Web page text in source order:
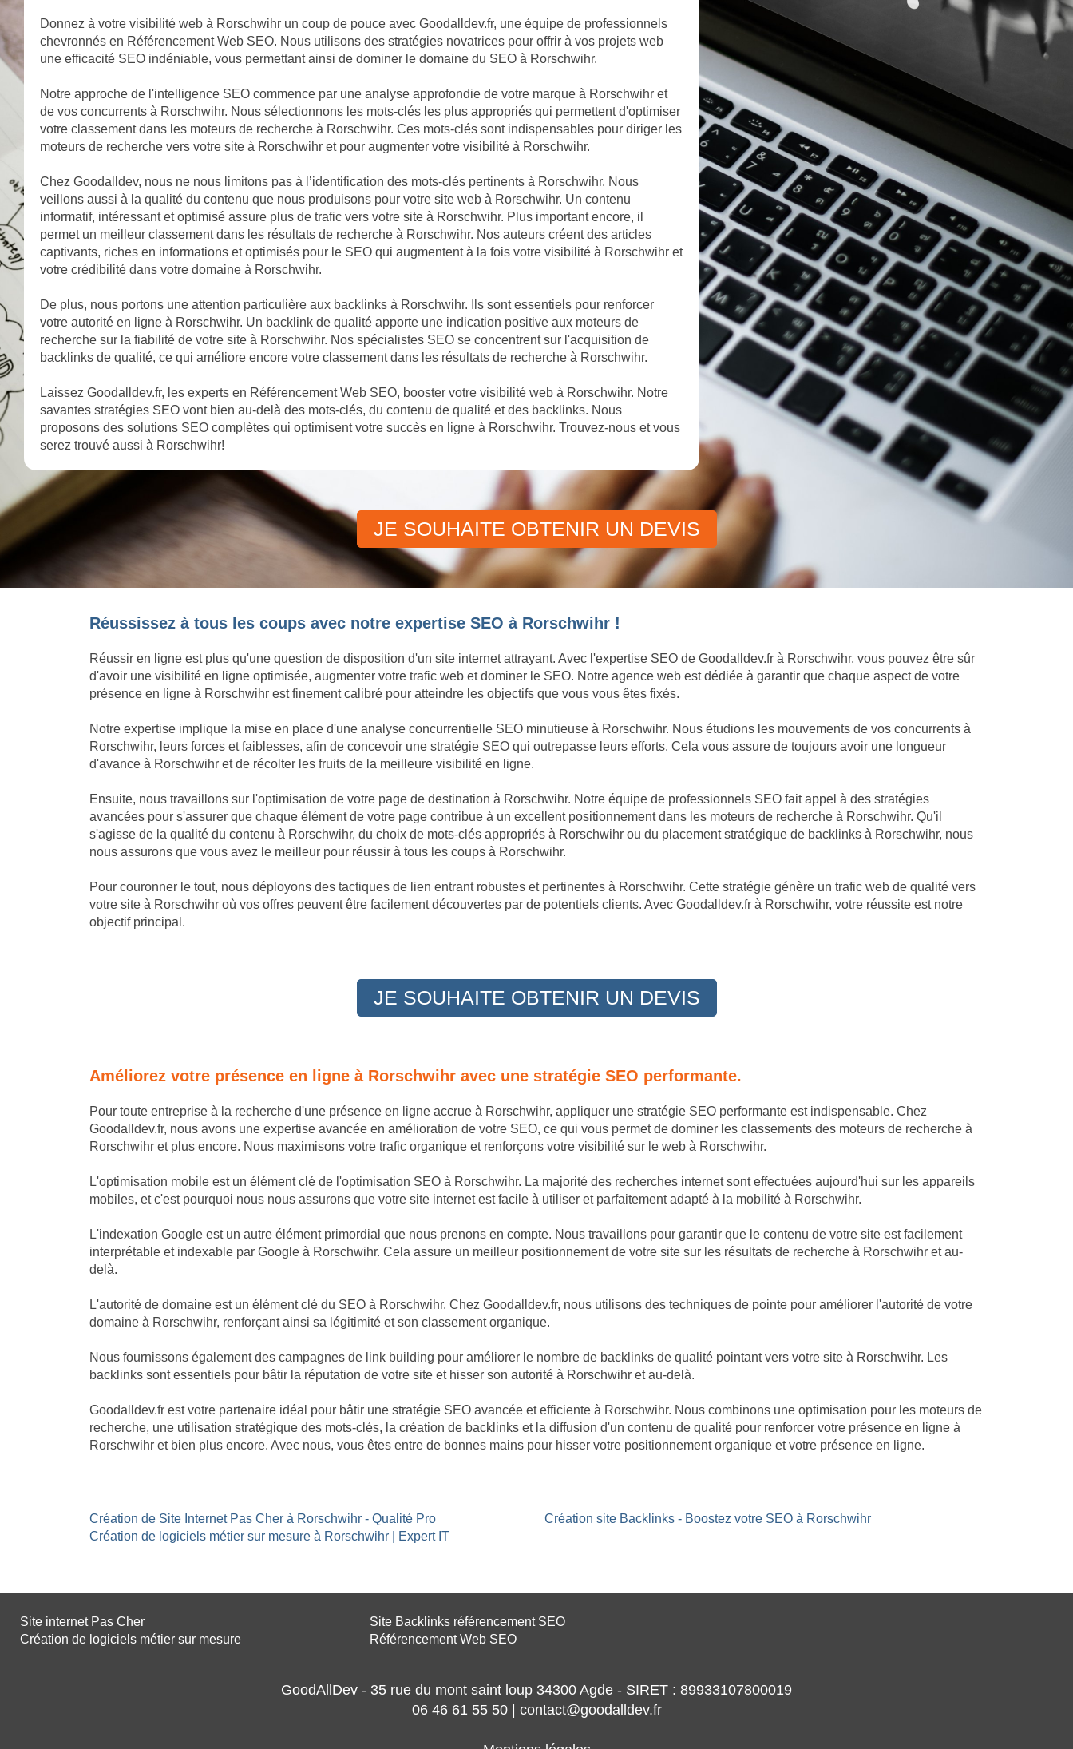
Donnez à votre visibilité web à Rorschwihr un coup de pouce avec Goodalldev.fr, une équipe de professionnels
chevronnés en Référencement Web SEO. Nous utilisons des stratégies novatrices pour offrir à vos projets web
une efficacité SEO indéniable, vous permettant ainsi de dominer le domaine du SEO à Rorschwihr.
Notre approche de l'intelligence SEO commence par une analyse approfondie de votre marque à Rorschwihr et
de vos concurrents à Rorschwihr. Nous sélectionnons les mots-clés les plus appropriés qui permettent d'optimiser
votre classement dans les moteurs de recherche à Rorschwihr. Ces mots-clés sont indispensables pour diriger les
moteurs de recherche vers votre site à Rorschwihr et pour augmenter votre visibilité à Rorschwihr.
Chez Goodalldev, nous ne nous limitons pas à l’identification des mots-clés pertinents à Rorschwihr. Nous
veillons aussi à la qualité du contenu que nous produisons pour votre site web à Rorschwihr. Un contenu
informatif, intéressant et optimisé assure plus de trafic vers votre site à Rorschwihr. Plus important encore, il
permet un meilleur classement dans les résultats de recherche à Rorschwihr. Nos auteurs créent des articles
captivants, riches en informations et optimisés pour le SEO qui augmentent à la fois votre visibilité à Rorschwihr et
votre crédibilité dans votre domaine à Rorschwihr.
De plus, nous portons une attention particulière aux backlinks à Rorschwihr. Ils sont essentiels pour renforcer
votre autorité en ligne à Rorschwihr. Un backlink de qualité apporte une indication positive aux moteurs de
recherche sur la fiabilité de votre site à Rorschwihr. Nos spécialistes SEO se concentrent sur l'acquisition de
backlinks de qualité, ce qui améliore encore votre classement dans les résultats de recherche à Rorschwihr.
Laissez Goodalldev.fr, les experts en Référencement Web SEO, booster votre visibilité web à Rorschwihr. Notre
savantes stratégies SEO vont bien au-delà des mots-clés, du contenu de qualité et des backlinks. Nous
proposons des solutions SEO complètes qui optimisent votre succès en ligne à Rorschwihr. Trouvez-nous et vous
serez trouvé aussi à Rorschwihr!
JE SOUHAITE OBTENIR UN DEVIS
Réussissez à tous les coups avec notre expertise SEO à Rorschwihr !
Réussir en ligne est plus qu'une question de disposition d'un site internet attrayant. Avec l'expertise SEO de Goodalldev.fr à Rorschwihr, vous pouvez être sûr
d'avoir une visibilité en ligne optimisée, augmenter votre trafic web et dominer le SEO. Notre agence web est dédiée à garantir que chaque aspect de votre
présence en ligne à Rorschwihr est finement calibré pour atteindre les objectifs que vous vous êtes fixés.
Notre expertise implique la mise en place d'une analyse concurrentielle SEO minutieuse à Rorschwihr. Nous étudions les mouvements de vos concurrents à
Rorschwihr, leurs forces et faiblesses, afin de concevoir une stratégie SEO qui outrepasse leurs efforts. Cela vous assure de toujours avoir une longueur
d'avance à Rorschwihr et de récolter les fruits de la meilleure visibilité en ligne.
Ensuite, nous travaillons sur l'optimisation de votre page de destination à Rorschwihr. Notre équipe de professionnels SEO fait appel à des stratégies
avancées pour s'assurer que chaque élément de votre page contribue à un excellent positionnement dans les moteurs de recherche à Rorschwihr. Qu'il
s'agisse de la qualité du contenu à Rorschwihr, du choix de mots-clés appropriés à Rorschwihr ou du placement stratégique de backlinks à Rorschwihr, nous
nous assurons que vous avez le meilleur pour réussir à tous les coups à Rorschwihr.
Pour couronner le tout, nous déployons des tactiques de lien entrant robustes et pertinentes à Rorschwihr. Cette stratégie génère un trafic web de qualité vers
votre site à Rorschwihr où vos offres peuvent être facilement découvertes par de potentiels clients. Avec Goodalldev.fr à Rorschwihr, votre réussite est notre
objectif principal.
JE SOUHAITE OBTENIR UN DEVIS
Améliorez votre présence en ligne à Rorschwihr avec une stratégie SEO performante.
Pour toute entreprise à la recherche d'une présence en ligne accrue à Rorschwihr, appliquer une stratégie SEO performante est indispensable. Chez
Goodalldev.fr, nous avons une expertise avancée en amélioration de votre SEO, ce qui vous permet de dominer les classements des moteurs de recherche à
Rorschwihr et plus encore. Nous maximisons votre trafic organique et renforçons votre visibilité sur le web à Rorschwihr.
L'optimisation mobile est un élément clé de l'optimisation SEO à Rorschwihr. La majorité des recherches internet sont effectuées aujourd'hui sur les appareils
mobiles, et c'est pourquoi nous nous assurons que votre site internet est facile à utiliser et parfaitement adapté à la mobilité à Rorschwihr.
L'indexation Google est un autre élément primordial que nous prenons en compte. Nous travaillons pour garantir que le contenu de votre site est facilement
interprétable et indexable par Google à Rorschwihr. Cela assure un meilleur positionnement de votre site sur les résultats de recherche à Rorschwihr et au-
delà.
L'autorité de domaine est un élément clé du SEO à Rorschwihr. Chez Goodalldev.fr, nous utilisons des techniques de pointe pour améliorer l'autorité de votre
domaine à Rorschwihr, renforçant ainsi sa légitimité et son classement organique.
Nous fournissons également des campagnes de link building pour améliorer le nombre de backlinks de qualité pointant vers votre site à Rorschwihr. Les
backlinks sont essentiels pour bâtir la réputation de votre site et hisser son autorité à Rorschwihr et au-delà.
Goodalldev.fr est votre partenaire idéal pour bâtir une stratégie SEO avancée et efficiente à Rorschwihr. Nous combinons une optimisation pour les moteurs de
recherche, une utilisation stratégique des mots-clés, la création de backlinks et la diffusion d'un contenu de qualité pour renforcer votre présence en ligne à
Rorschwihr et bien plus encore. Avec nous, vous êtes entre de bonnes mains pour hisser votre positionnement organique et votre présence en ligne.
Création de Site Internet Pas Cher à Rorschwihr - Qualité Pro
Création de logiciels métier sur mesure à Rorschwihr | Expert IT
Création site Backlinks - Boostez votre SEO à Rorschwihr
Site internet Pas Cher
Création de logiciels métier sur mesure
Site Backlinks référencement SEO
Référencement Web SEO
GoodAllDev - 35 rue du mont saint loup 34300 Agde - SIRET : 89933107800019
06 46 61 55 50 | contact@goodalldev.fr